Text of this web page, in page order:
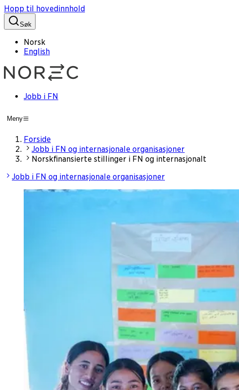
Hopp til hovedinnhold
Søk
Norsk
English
Jobb i FN
Meny
Forside
Jobb i FN og internasjonale organisasjoner
Norskfinansierte stillinger i FN og internasjonalt
Jobb i FN og internasjonale organisasjoner